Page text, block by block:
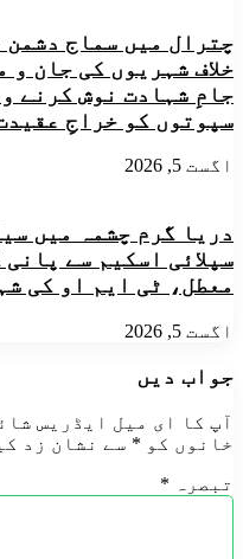
چترال میں سماج
خلاف شہریوں کی جان
جامِ شہادت نوش کرنے
سپوتوں کو خراجِ
اگست 5, 2026
دریا گرم چشمہ میں
سپلائی اسکیم سے
معطل، ٹی ایم او کی
اگست 5, 2026
جواب دیں
آپ کا ای میل ایڈریس
خانوں کو * سے نشان زد
تبصرہ *